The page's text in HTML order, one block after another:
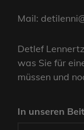
Mail:
Detlef
was Sie für
müssen und
In unseren